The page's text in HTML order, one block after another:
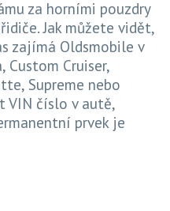
za horními pouzdry
Jak můžete vidět,
zajímá Oldsmobile v
Custom Cruiser,
Supreme nebo
VIN číslo v autě,
prvek je